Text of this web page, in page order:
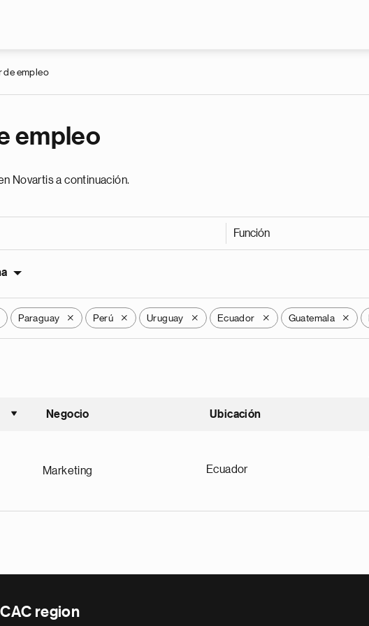
de empleo
empleo
Novartis a continuación.
Función
Paraguay X Perú X Uruguay X Ecuador X Guatemala X
Ordenar ascendente
Negocio Ubicación
Marketing Ecuador
region